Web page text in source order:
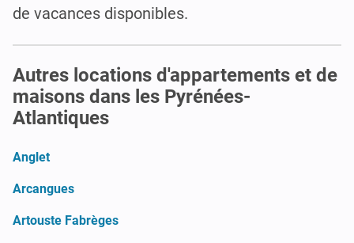
de vacances disponibles.
Autres locations d'appartements et de
maisons dans les Pyrénées-
Atlantiques
Anglet
Arcangues
Artouste Fabrèges